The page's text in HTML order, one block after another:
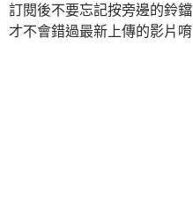
訂閱後不要忘記按旁邊的鈴鐺
才不會錯過最新上傳的影片唷